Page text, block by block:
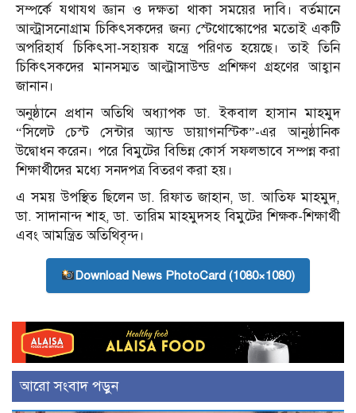
সম্পর্কে যথাযথ জ্ঞান ও দক্ষতা থাকা সময়ের দাবি। বর্তমানে
আল্ট্রাসনোগ্রাম চিকিৎসকদের জন্য স্টেথোস্কোপের মতোই একটি
অপরিহার্য চিকিৎসা-সহায়ক যন্ত্রে পরিণত হয়েছে। তাই তিনি
চিকিৎসকদের মানসম্মত আল্ট্রাসাউন্ড প্রশিক্ষণ গ্রহণের আহ্বান
জানান।
অনুষ্ঠানে প্রধান অতিথি অধ্যাপক ডা. ইকবাল হাসান মাহমুদ
“সিলেট চেস্ট সেন্টার অ্যান্ড ডায়াগনস্টিক”-এর আনুষ্ঠানিক
উদ্বোধন করেন। পরে বিমুটের বিভিন্ন কোর্স সফলভাবে সম্পন্ন করা
শিক্ষার্থীদের মধ্যে সনদপত্র বিতরণ করা হয়।
এ সময় উপস্থিত ছিলেন ডা. রিফাত জাহান, ডা. আতিফ মাহমুদ,
ডা. সাদানান্দ শাহ, ডা. তারিম মাহমুদসহ বিমুটের শিক্ষক-শিক্ষার্থী
এবং আমন্ত্রিত অতিথিবৃন্দ।
Download News PhotoCard (1080×1080)
আরো সংবাদ পড়ুন